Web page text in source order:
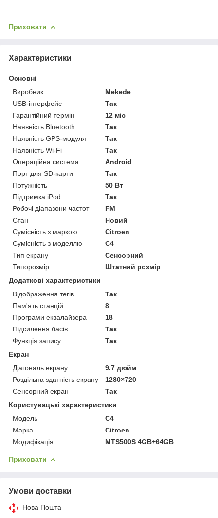
Приховати
Характеристики
Основні
Виробник
Mekede
USB-інтерфейс
Так
Гарантійний термін
12 міс
Наявність Bluetooth
Так
Наявність GPS-модуля
Так
Наявність Wi-Fi
Так
Операційна система
Android
Порт для SD-карти
Так
Потужність
50 Вт
Підтримка iPod
Так
Робочі діапазони частот
FM
Стан
Новий
Сумісність з маркою
Citroen
Сумісність з моделлю
C4
Тип екрану
Сенсорний
Типорозмір
Штатний розмір
Додаткові характеристики
Відображення тегів
Так
Пам'ять станцій
8
Програми еквалайзера
18
Підсилення басів
Так
Функція запису
Так
Екран
Діагональ екрану
9.7 дюйм
Роздільна здатність екрану
1280×720
Сенсорний екран
Так
Користувацькі характеристики
Мoдель
C4
Марка
Citroen
Модифікація
MTS500S 4GB+64GB
Приховати
Умови доставки
Нова Пошта